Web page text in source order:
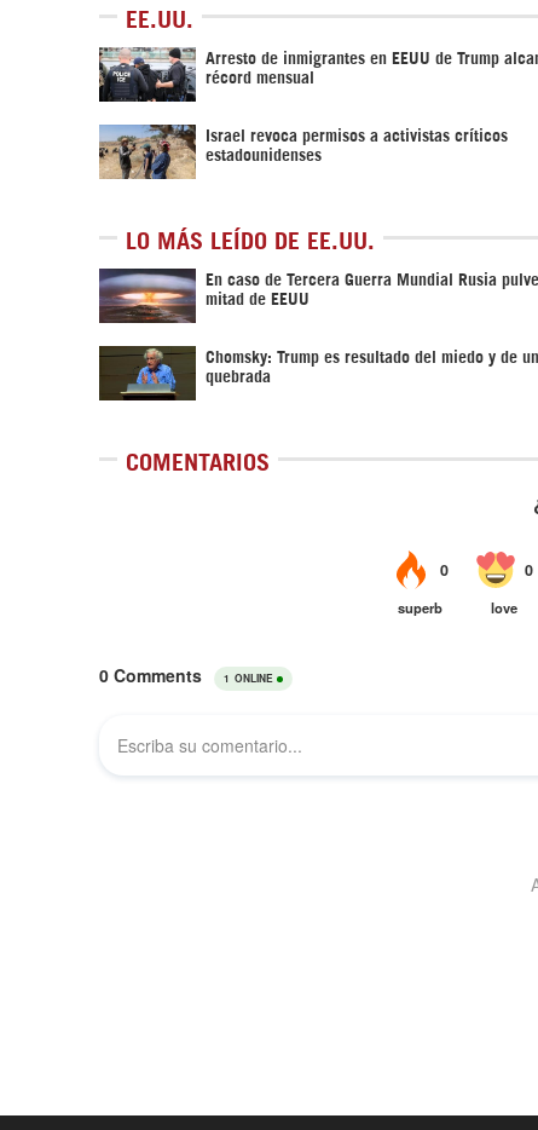
EE.UU.
Arresto de inmigrantes en EEUU de Trump
récord mensual
Israel revoca permisos a activistas críticos
estadounidenses
LO MÁS LEÍDO DE EE.UU.
En caso de Tercera Guerra Mundial Rusia
mitad de EEUU
Chomsky: Trump es resultado del miedo y de
quebrada
COMENTARIOS